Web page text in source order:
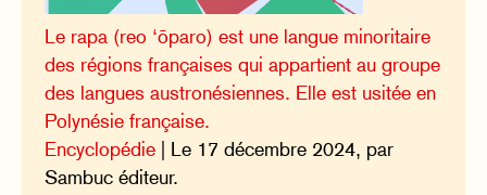
Le rapa (reo ‘ōparo) est une langue minoritaire
des régions françaises qui appartient au groupe
des langues austronésiennes. Elle est usitée en
Polynésie française.
Encyclopédie | Le 17 décembre 2024, par
Sambuc éditeur.